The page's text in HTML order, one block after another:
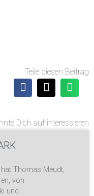
Teile diesen Beitrag
Dich auf interessieren
Thomas Meudt,
von
und